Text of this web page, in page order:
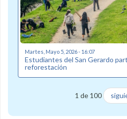
Martes, Mayo 5, 2026 - 16:07
Estudiantes del San Gerardo
reforestación
1 de 100